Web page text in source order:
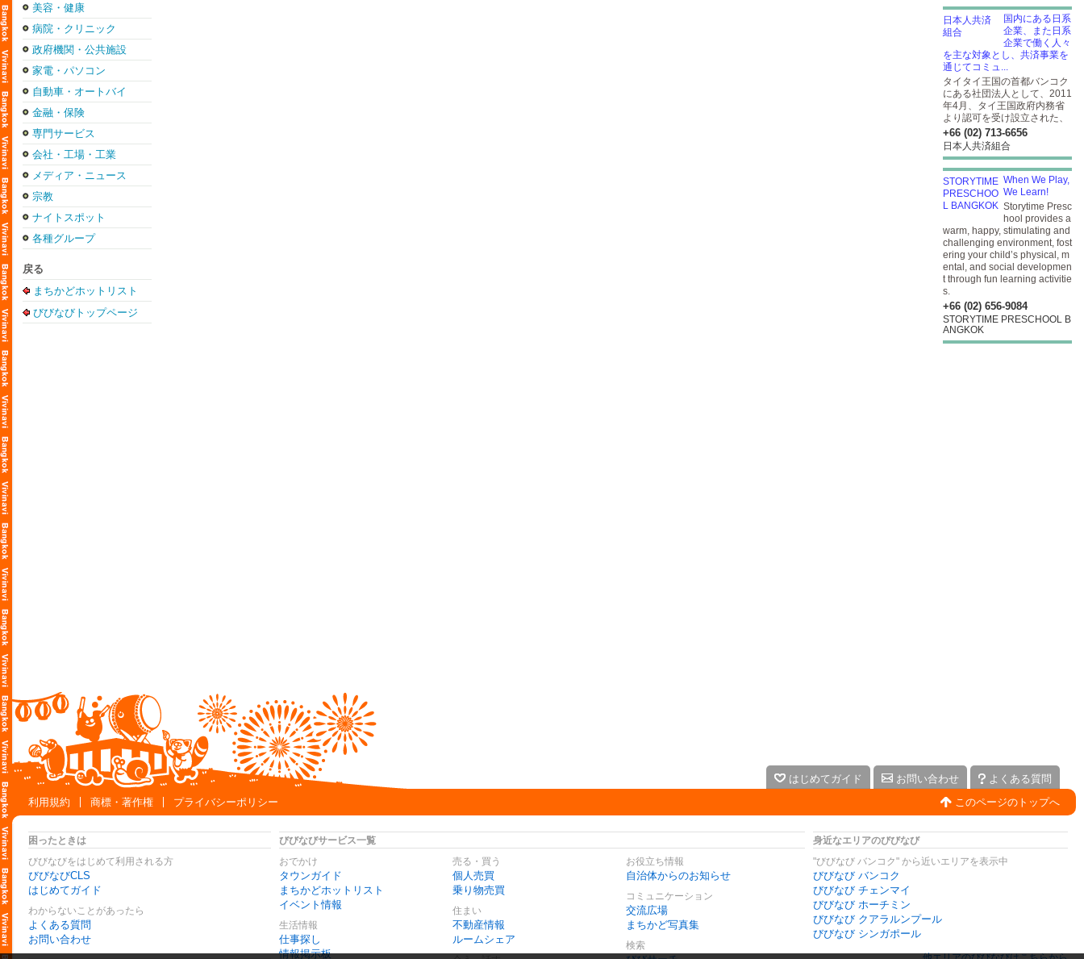
美容・健康
病院・クリニック
政府機関・公共施設
家電・パソコン
自動車・オートバイ
金融・保険
専門サービス
会社・工場・工業
メディア・ニュース
宗教
ナイトスポット
各種グループ
戻る
まちかどホットリスト
びびなびトップページ
国内にある日系
企業、また日系
企業で働く人々
を主な対象とし、共済事業を
通じてコミュ...
タイタイ王国の首都バンコク
にある社団法人として、2011
年4月、タイ王国政府内務省
より認可を受け設立された、
+66 (02) 713-6656
日本人共済組合
When We Play,
We Learn!
Storytime Presc
hool provides a
warm, happy, stimulating and
challenging environment, fost
ering your child’s physical, m
ental, and social developmen
t through fun learning activitie
s.
+66 (02) 656-9084
STORYTIME PRESCHOOL B
ANGKOK
はじめてガイド お問い合わせ
よくある質問
利用規約
商標・著作権 プライバシーポリシー このページのトップへ
困ったときは
びびなびをはじめて利用される方
びびなびCLS
はじめてガイド
わからないことがあったら
よくある質問
お問い合わせ
びびなびサービス一覧
おでかけ
タウンガイド
まちかどホットリスト
イベント情報
生活情報
仕事探し
情報掲示板
売る・買う
個人売買
乗り物売買
住まい
不動産情報
ルームシェア
お役立ち情報
自治体からのお知らせ
コミュニケーション
交流広場
まちかど写真集
検索
身近なエリアのびびなび
"びびなび バンコク" から近いエリアを表示中
びびなび バンコク
びびなび チェンマイ
びびなび ホーチミン
びびなび クアラルンプール
びびなび シンガポール